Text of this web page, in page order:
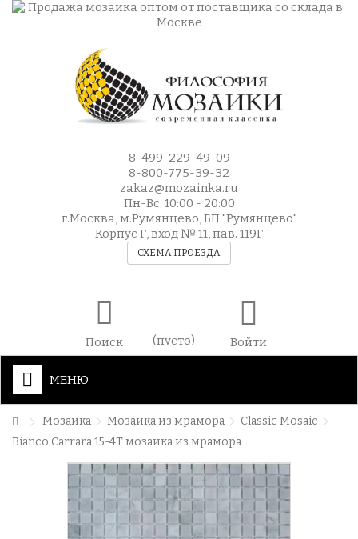
8-499-229-49-09
8-800-775-39-32
zakaz@mozainka.ru
Пн-Вс: 10:00 - 20:00
г.Москва, м.Румянцево, БП "Румянцево"
Корпус Г, вход № 11, пав. 119Г
СХЕМА ПРОЕЗДА
Поиск (пусто) Войти
МЕНЮ
Мозаика Мозаика из мрамора
Classic Mosaic
Bianco Carrara 15-4T мозаика из мрамора